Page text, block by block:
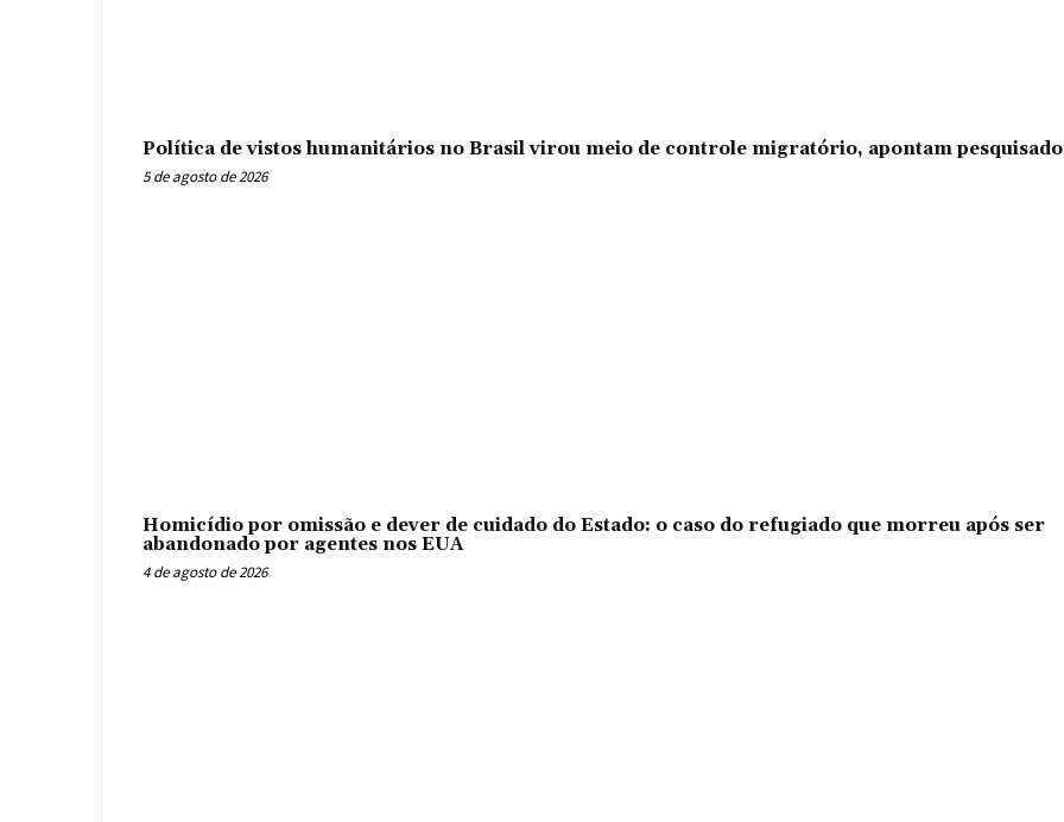
Política de vistos humanitários no Brasil virou meio de controle migratório, apontam
5 de agosto de 2026
Homicídio por omissão e dever de cuidado do Estado: o caso do refugiado que morreu após ser
abandonado por agentes nos EUA
4 de agosto de 2026